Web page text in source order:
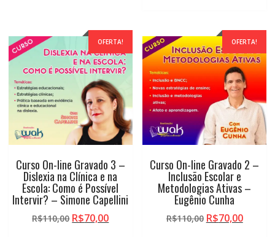
OFERTA!
Curso On-line Gravado 3 –
Dislexia na Clínica e na
Escola: Como é Possível
Intervir? – Simone Capellini
R$110,00 O
R$70,00O
OFERTA!
Curso On-line Gravado 2 –
Inclusão Escolar e
Metodologias Ativas –
Eugênio Cunha
R$110,00 O
R$70,00O